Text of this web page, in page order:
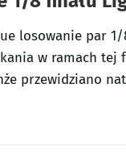
losowanie par
w ramach tej
przewidziano